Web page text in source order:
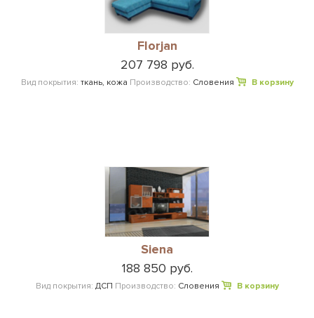
Florjan
207 798 руб.
Вид покрытия: ткань, кожа Производство: Словения В корзину
Siena
188 850 руб.
Вид покрытия: ДСП Производство: Словения В корзину